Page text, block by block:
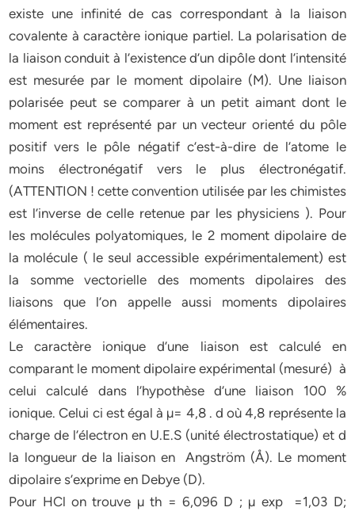
existe une infinité de cas correspondant à la liaison
covalente à caractère ionique partiel. La polarisation de
la liaison conduit à l’existence d’un dipôle dont l’intensité
est mesurée par le moment dipolaire (M). Une liaison
polarisée peut se comparer à un petit aimant dont le
moment est représenté par un vecteur orienté du pôle
positif vers le pôle négatif c’est-à-dire de l’atome le
moins électronégatif vers le plus électronégatif.
(ATTENTION ! cette convention utilisée par les chimistes
est l’inverse de celle retenue par les physiciens ). Pour
les molécules polyatomiques, le 2 moment dipolaire de
la molécule ( le seul accessible expérimentalement) est
la somme vectorielle des moments dipolaires des
liaisons que l’on appelle aussi moments dipolaires
élémentaires.
Le caractère ionique d’une liaison est calculé en
comparant le moment dipolaire expérimental (mesuré) à
celui calculé dans l’hypothèse d’une liaison 100 %
ionique. Celui ci est égal à µ= 4,8 . d où 4,8 représente la
charge de l’électron en U.E.S (unité électrostatique) et d
la longueur de la liaison en Angström (Å). Le moment
dipolaire s’exprime en Debye (D).
Pour HCl on trouve µ th = 6,096 D ; µ exp =1,03 D;